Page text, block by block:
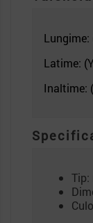
Lungime:
Latime:
Inaltime: